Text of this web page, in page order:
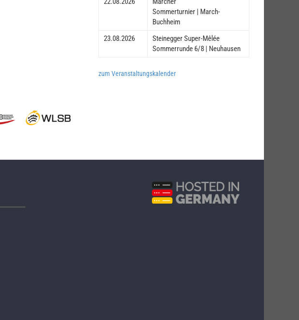
Sommerturnier | March-
Buchheim
23.08.2026
Steinegger Super-Mêlée
Sommerrunde 6/8 | Neuhausen
zum Veranstaltungskalender